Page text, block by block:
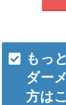
もっ
ダー
方は